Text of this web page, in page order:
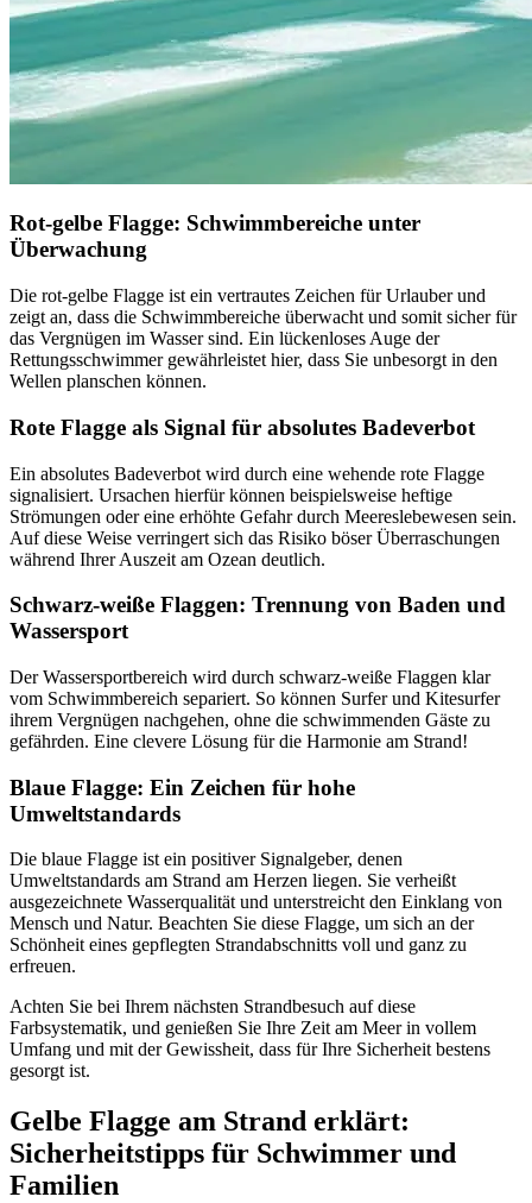
Rot-gelbe Flagge: Schwimmbereiche unter
Überwachung
Die rot-gelbe Flagge ist ein vertrautes Zeichen für Urlauber und
zeigt an, dass die Schwimmbereiche überwacht und somit sicher für
das Vergnügen im Wasser sind. Ein lückenloses Auge der
Rettungsschwimmer gewährleistet hier, dass Sie unbesorgt in den
Wellen planschen können.
Rote Flagge als Signal für absolutes Badeverbot
Ein absolutes Badeverbot wird durch eine wehende rote Flagge
signalisiert. Ursachen hierfür können beispielsweise heftige
Strömungen oder eine erhöhte Gefahr durch Meereslebewesen sein.
Auf diese Weise verringert sich das Risiko böser Überraschungen
während Ihrer Auszeit am Ozean deutlich.
Schwarz-weiße Flaggen: Trennung von Baden und
Wassersport
Der Wassersportbereich wird durch schwarz-weiße Flaggen klar
vom Schwimmbereich separiert. So können Surfer und Kitesurfer
ihrem Vergnügen nachgehen, ohne die schwimmenden Gäste zu
gefährden. Eine clevere Lösung für die Harmonie am Strand!
Blaue Flagge: Ein Zeichen für hohe
Umweltstandards
Die blaue Flagge ist ein positiver Signalgeber, denen
Umweltstandards am Strand am Herzen liegen. Sie verheißt
ausgezeichnete Wasserqualität und unterstreicht den Einklang von
Mensch und Natur. Beachten Sie diese Flagge, um sich an der
Schönheit eines gepflegten Strandabschnitts voll und ganz zu
erfreuen.
Achten Sie bei Ihrem nächsten Strandbesuch auf diese
Farbsystematik, und genießen Sie Ihre Zeit am Meer in vollem
Umfang und mit der Gewissheit, dass für Ihre Sicherheit bestens
gesorgt ist.
Gelbe Flagge am Strand erklärt:
Sicherheitstipps für Schwimmer und
Familien